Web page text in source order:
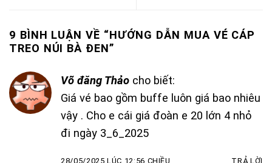
9 BÌNH LUẬN VỀ “HƯỚNG DẪN MUA VÉ CÁP
TREO NÚI BÀ ĐEN”
Võ đăng Thảo cho biết:
Giá vé bao gồm buffe luôn giá bao nhiêu
vậy . Cho e cái giá đoàn e 20 lớn 4 nhỏ
đi ngày 3_6_2025
28/05/2025 LÚC 12:56 CHIỀU TRẢ LỜI